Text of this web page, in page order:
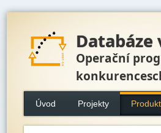
Operační
Úvod Projekty